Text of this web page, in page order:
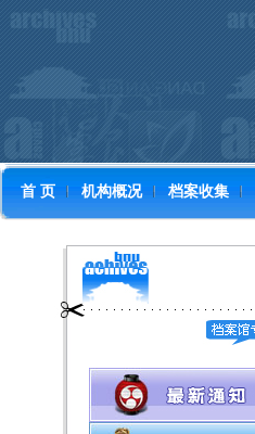
首 页 机构概况 档案收集